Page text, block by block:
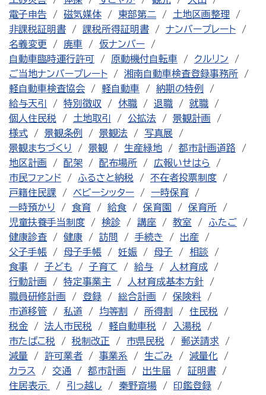
電子申告
磁気媒体 東部第二
土地区画整理
非課税証明書
課税所得証明書
ナンバープレート
名義変更
廃車
仮ナンバー
自動車臨時運行許可
原動機付自転車
クルリン
ご当地ナンバープレート
湘南自動車検査登録事務所
軽自動車検査協会
軽自動車
納期の特例
給与天引
特別徴収 休職 退職
就職
個人住民税
土地取引 公拡法
景観計画
様式
景観条例 景観法
写真展
景観まちづくり
景観 生産緑地
都市計画道路
地区計画
配架 配布場所
広報いせはら
市民ファンド
ふるさと納税
不在者投票制度
戸籍住民課
ベビーシッター
一時保育
一時預かり
食育 給食 保育園
保育所
児童扶養手当制度
検診 講座 教室
ふたご
健康診査
健康 訪問 手続き
出産
父子手帳
母子手帳 妊娠 母子
相談
食事
子ども 子育て 給与
人材育成
行動計画
特定事業主
人材育成基本方針
職員研修計画
登録 総合計画
保険料
市道移管
私道 均等割 所得割
住民税
税金
法人市民税 軽自動車税
入湯税
市たばこ税
税制改正 市県民税
郵送請求
減量
許可業者 事業系 生ごみ
減量化
カラス
交通 都市計画 出生届
証明書
住居表示
引っ越し 秦野斎場
印鑑登録